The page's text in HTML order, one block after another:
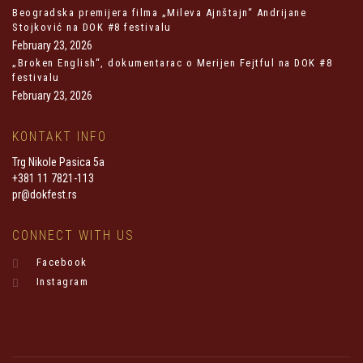
Beogradska premijera filma „Mileva Ajnštajn“ Andrijane
Stojković na DOK #8 festivalu
February 23, 2026
„Broken English“, dokumentarac o Merijen Fejtful na DOK #8
festivalu
February 23, 2026
KONTAKT INFO
Trg Nikole Pasica 5a
+381 11 7821-113
pr@dokfest.rs
CONNECT WITH US
Facebook
Instagram